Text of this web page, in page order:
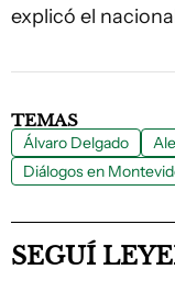
explicó el
TEMAS
Álvaro Delgado
Diálogos en
SEGUÍ